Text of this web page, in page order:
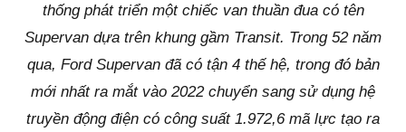
thống phát triển một chiếc van thuần đua có tên
Supervan dựa trên khung gầm Transit. Trong 52 năm
qua, Ford Supervan đã có tận 4 thế hệ, trong đó bản
mới nhất ra mắt vào 2022 chuyển sang sử dụng hệ
truyền động điện có công suất 1.972,6 mã lực tạo ra